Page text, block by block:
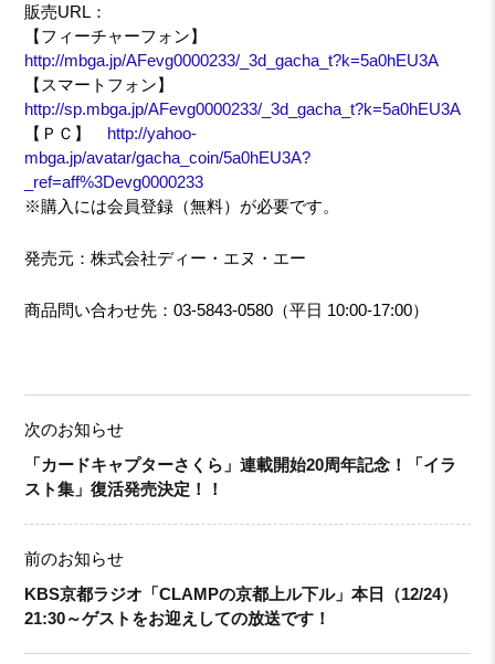
販売URL：
【フィーチャーフォン】
http://mbga.jp/AFevg0000233/_3d_gacha_t?k=5a0hEU3A
【スマートフォン】
http://sp.mbga.jp/AFevg0000233/_3d_gacha_t?k=5a0hEU3A
【ＰＣ】 http://yahoo-
mbga.jp/avatar/gacha_coin/5a0hEU3A?
_ref=aff%3Devg0000233
※購入には会員登録（無料）が必要です。
発売元：株式会社ディー・エヌ・エー
商品問い合わせ先：03-5843-0580（平日 10:00-17:00）
次のお知らせ
「カードキャプターさくら」連載開始20周年記念！「イラ
スト集」復活発売決定！！
前のお知らせ
KBS京都ラジオ「CLAMPの京都上ル下ル」本日（12/24）
21:30～ゲストをお迎えしての放送です！